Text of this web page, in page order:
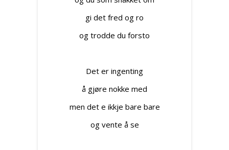
gi det fred og ro
og trodde du forsto
Det er ingenting
å gjøre nokke med
men det e ikkje bare bare
og vente å se